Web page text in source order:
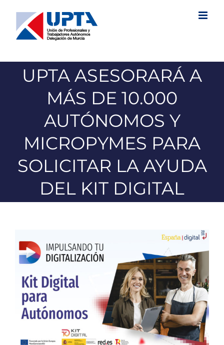
contenido
UPTA ASESORARÁ A
MÁS DE 10.000
AUTÓNOMOS Y
MICROPYMES PARA
SOLICITAR LA AYUDA
DEL KIT DIGITAL
imagen
más